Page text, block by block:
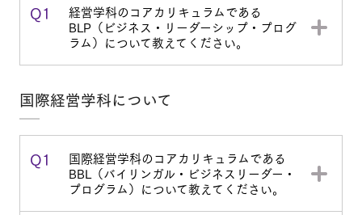
Q1 経営学科のコアカリキュラムである
BLP（ビジネス・リーダーシップ・プログ
ラム）について教えてください。
国際経営学科について
Q1 国際経営学科のコアカリキュラムである
BBL（バイリンガル・ビジネスリーダー・
プログラム）について教えてください。